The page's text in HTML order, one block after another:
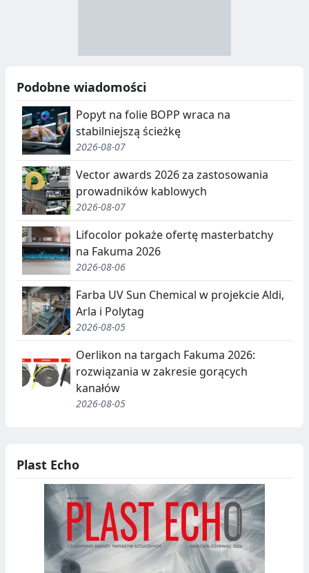
N
I
E
,
S
E
G
R
E
G
A
C
J
A
,
R
Y
K
L
I
B
U
C
J
A
O
D
Podobne wiadomości
Popyt na folie BOPP wraca na
stabilniejszą ścieżkę
2026-08-07
Vector awards 2026 za zastosowania
prowadników kablowych
2026-08-07
Lifocolor pokaże ofertę masterbatchy
na Fakuma 2026
2026-08-06
Farba UV Sun Chemical w projekcie Aldi,
Arla i Polytag
2026-08-05
Oerlikon na targach Fakuma 2026:
rozwiązania w zakresie gorących
kanałów
2026-08-05
Plast Echo